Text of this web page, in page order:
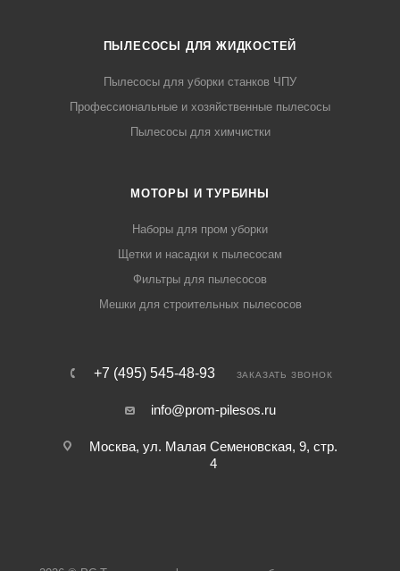
ПЫЛЕСОСЫ ДЛЯ ЖИДКОСТЕЙ
Пылесосы для уборки станков ЧПУ
Профессиональные и хозяйственные пылесосы
Пылесосы для химчистки
МОТОРЫ И ТУРБИНЫ
Наборы для пром уборки
Щетки и насадки к пылесосам
Фильтры для пылесосов
Мешки для строительных пылесосов
+7 (495) 545-48-93 ЗАКАЗАТЬ ЗВОНОК
info@prom-pilesos.ru
Москва, ул. Малая Семеновская, 9, стр.
4